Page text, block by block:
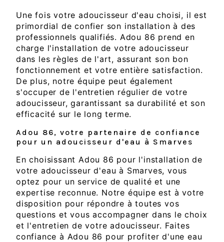
Une fois votre adoucisseur d'eau choisi, il est
primordial de confier son installation à des
professionnels qualifiés. Adou 86 prend en
charge l'installation de votre adoucisseur
dans les règles de l'art, assurant son bon
fonctionnement et votre entière satisfaction.
De plus, notre équipe peut également
s'occuper de l'entretien régulier de votre
adoucisseur, garantissant sa durabilité et son
efficacité sur le long terme.
Adou 86, votre partenaire de confiance
pour un adoucisseur d'eau à Smarves
En choisissant Adou 86 pour l'installation de
votre adoucisseur d'eau à Smarves, vous
optez pour un service de qualité et une
expertise reconnue. Notre équipe est à votre
disposition pour répondre à toutes vos
questions et vous accompagner dans le choix
et l'entretien de votre adoucisseur. Faites
confiance à Adou 86 pour profiter d'une eau